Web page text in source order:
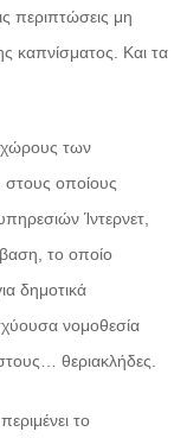
περιπτώσεις μη
καπνίσματος. Και τα
χώρους των
στους οποίους
Ίντερνετ,
το οποίο
δημοτικά
νομοθεσία
θεριακλήδες.
το